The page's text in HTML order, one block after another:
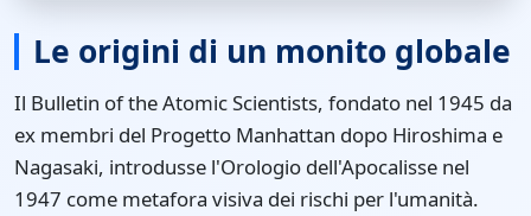
Le origini di un monito globale
Il Bulletin of the Atomic Scientists, fondato nel 1945 da
ex membri del Progetto Manhattan dopo Hiroshima e
Nagasaki, introdusse l'Orologio dell'Apocalisse nel
1947 come metafora visiva dei rischi per l'umanità.